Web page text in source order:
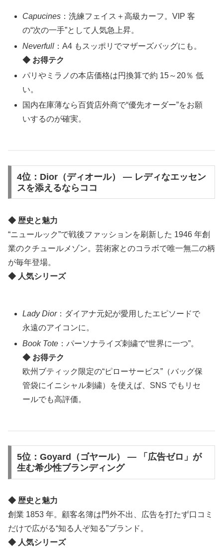
Capucines ：洗練フェイス＋高級カーフ。VIP 客
の“次の一手”として人気急上昇。
Neverfull ：A4 もスッポリでマザーズバッグにも。
◆ お得テク
パリやミラノの本店価格は円換算で約 15～20％ 低
い。
国内在庫薄なら百貨店外商で“優先オーダー”をお願
いするのが確実。
4位：Dior（ディオール） ― レディなエッセン
スを添えるならココ
◆ 歴史と魅力
“ニュールック”で戦後ファッションを刷新した 1946 年創
業のクチュールメゾン。芸術家とのコラボで唯一無二の柄
が毎年登場。
◆ 人気シリーズ
Lady Dior：ダイアナ元妃が愛用したエピソードで
永遠のアイコンに。
Book Tote ：パーソナライズ刺繍で“世界に一つ”。
◆ お得テク
欧州ブティック限定の“ピローサービス”（バッグ保
管袋にイニシャル刺繍）を使えば、SNS でもリセ
ールでも高評価。
5位：Goyard（ゴヤール） ― 「広告ゼロ」が
生む希少性ブランディング
◆ 歴史と魅力
創業 1853 年。顧客名簿は門外不出、広告を打たず口コミ
だけで広がる“知る人ぞ知る”ブランド。
◆ 人気シリーズ